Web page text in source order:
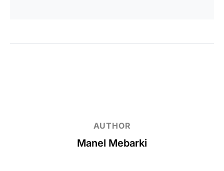
AUTHOR
Manel Mebarki